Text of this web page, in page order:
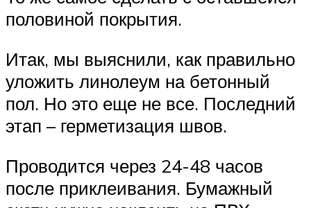
половиной покрытия.
Итак, мы выяснили, как правильно
уложить линолеум на бетонный
пол. Но это еще не все. Последний
этап – герметизация швов.
Проводится через 24-48 часов
после приклеивания. Бумажный